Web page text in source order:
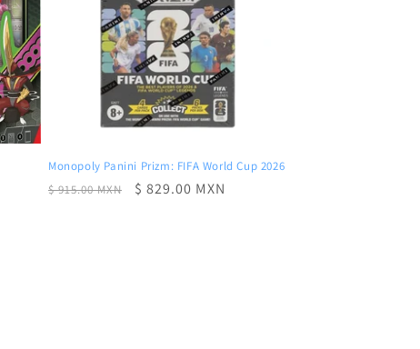
Monopoly Panini Prizm: FIFA World Cup 2026
Precio
$ 915.00 MXN
Precio
$ 829.00 MXN